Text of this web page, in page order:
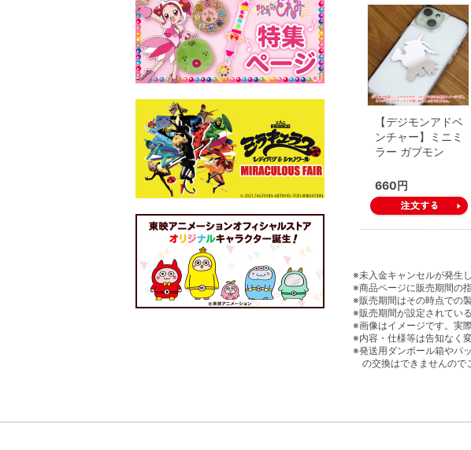
【デジモンアドベ
ンチャー】ミニミ
ラー ガブモン
660円
※未入金キャンセルが発生
※商品ページに販売期間の
※販売期間はその時点での
※販売期間が設定されてい
※画像はイメージです。実
※内容・仕様等は告知なく
※発送用ダンボール箱やパ
の交換はできませんので